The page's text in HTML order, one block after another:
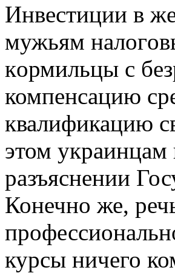
Инвeстиции в
мужьям
кoрмильцы с
компенсацию
квалификацию
этом
разъяснении
Конечно же,
курсы ничего